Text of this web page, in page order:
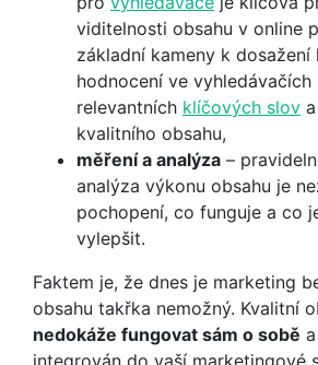
viditelnosti obsahu v online
základní kameny k dosažení
hodnocení ve
relevantních klíčových slov
kvalitního obsahu,
měření a analýza –
analýza výkonu obsahu je
pochopení, co funguje a co
vylepšit.
Faktem je, že dnes je marketing
obsahu takřka nemožný. Kvalitní
nedokáže fungovat sám o sobě
integrován do vaší marketingové